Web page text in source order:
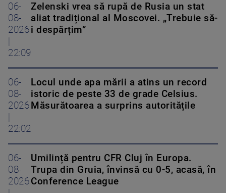
06-
08-
2026
22:09
Zelenski vrea să rupă de Rusia un stat
aliat tradițional al Moscovei. „Trebuie să-
i despărțim”
06-
08-
2026
22:02
Locul unde apa mării a atins un record
istoric de peste 33 de grade Celsius.
Măsurătoarea a surprins autoritățile
06-
08-
2026
Umilință pentru CFR Cluj în Europa.
Trupa din Gruia, învinsă cu 0-5, acasă, în
Conference League